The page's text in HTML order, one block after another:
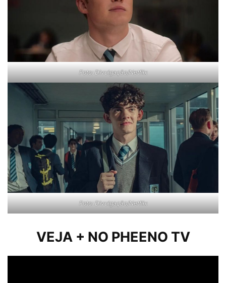
Foto: Divulgação/Netflix
Foto: Divulgação/Netflix
VEJA + NO PHEENO TV